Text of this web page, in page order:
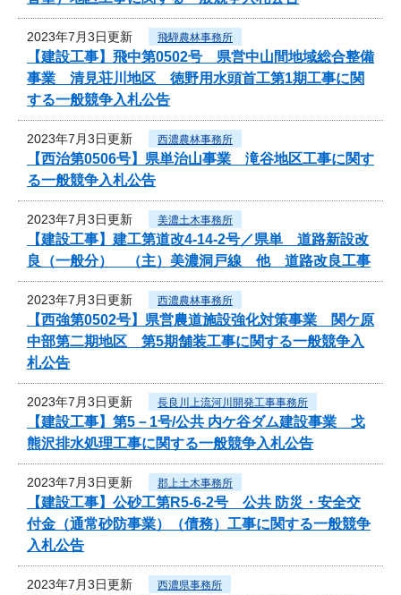
2023年7月3日更新 飛騨農林事務所
【建設工事】飛中第0502号 県営中山間地域総合整備
事業 清見荘川地区 徳野用水頭首工第1期工事に関
する一般競争入札公告
2023年7月3日更新 西濃農林事務所
【西治第0506号】県単治山事業 滝谷地区工事に関す
る一般競争入札公告
2023年7月3日更新 美濃土木事務所
【建設工事】建工第道改4-14-2号／県単 道路新設改
良（一般分） （主）美濃洞戸線 他 道路改良工事
2023年7月3日更新 西濃農林事務所
【西強第0502号】県営農道施設強化対策事業 関ケ原
中部第二期地区 第5期舗装工事に関する一般競争入
札公告
2023年7月3日更新 長良川上流河川開発工事事務所
【建設工事】第5－1号/公共 内ケ谷ダム建設事業 戈
熊沢排水処理工事に関する一般競争入札公告
2023年7月3日更新 郡上土木事務所
【建設工事】公砂工第R5-6-2号 公共 防災・安全交
付金（通常砂防事業）（債務）工事に関する一般競争
入札公告
2023年7月3日更新 西濃県事務所